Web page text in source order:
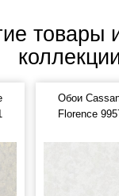
товары
Обои
Florence